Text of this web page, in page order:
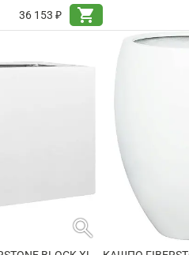
36 153 ₽
shopping_cart
search